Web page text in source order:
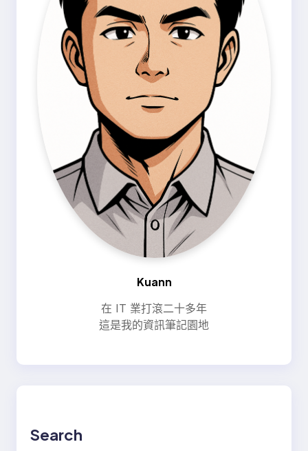
Kuann
在 IT 業打滾二十多年
這是我的資訊筆記園地
Search